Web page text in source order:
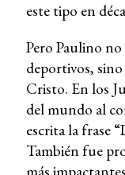
este tipo en
Pero Paulino
deportivos,
Cristo. En los
del mundo al
escrita la frase
También fue